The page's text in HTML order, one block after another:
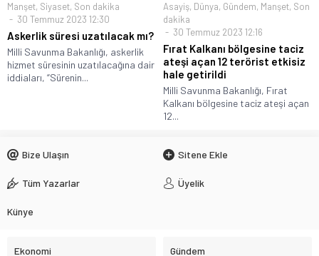
Manşet, Siyaset, Son dakika
30 Temmuz 2023 12:30
Askerlik süresi uzatılacak mı?
Milli Savunma Bakanlığı, askerlik
hizmet süresinin uzatılacağına dair
iddiaları, “Sürenin...
Asayiş, Dünya, Gündem, Manşet, Son
dakika
30 Temmuz 2023 12:16
Fırat Kalkanı bölgesine taciz
ateşi açan 12 terörist etkisiz
hale getirildi
Milli Savunma Bakanlığı, Fırat
Kalkanı bölgesine taciz ateşi açan
12...
Bize Ulaşın Sitene Ekle
Tüm Yazarlar Üyelik
Künye
Ekonomi Gündem